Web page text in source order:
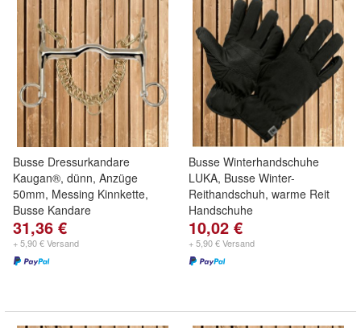
Busse Dressurkandare
Kaugan®, dünn, Anzüge
50mm, Messing Kinnkette,
Busse Kandare
31,36 €
+ 5,90 € Versand
Busse Winterhandschuhe
LUKA, Busse Winter-
Reithandschuh, warme Reit
Handschuhe
10,02 €
+ 5,90 € Versand